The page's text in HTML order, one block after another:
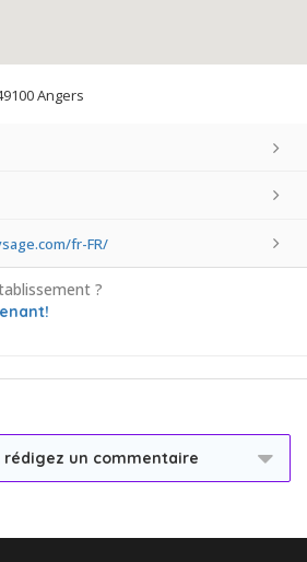
Angers
fr-FR/
?
rédigez un commentaire